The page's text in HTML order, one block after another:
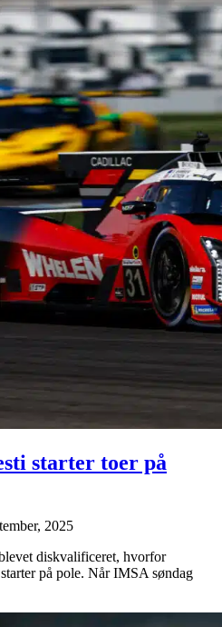
starter toer på
2025
diskvalificeret, hvorfor
på pole. Når IMSA søndag